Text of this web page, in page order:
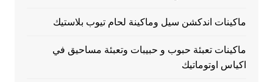
ماكينات اندكشن سيل وماكينة لحام تيوب بلاستيك
ماكينات تعبئة حبوب و حبيبات وتعبئة مساحيق في
اكياس اوتوماتيك